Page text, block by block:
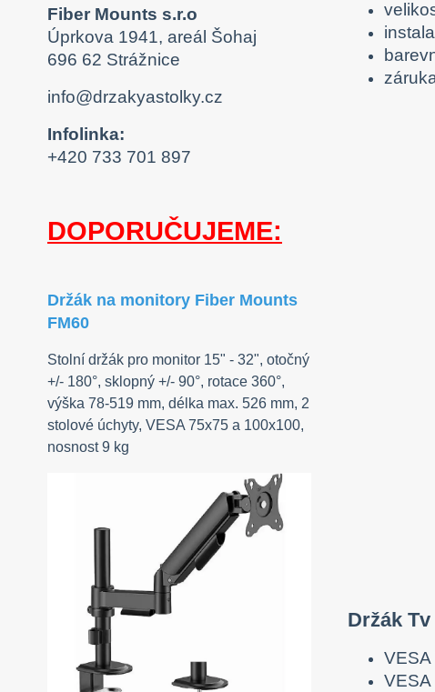
Fiber Mounts s.r.o
Úprkova 1941, areál Šohaj
696 62 Strážnice
info@drzakyastolky.cz
Infolinka:
+420 733 701 897
DOPORUČUJEME:
Držák na monitory Fiber Mounts
FM60
Stolní držák pro monitor 15" - 32", otočný
+/- 180°, sklopný +/- 90°, rotace 360°,
výška 78-519 mm, délka max. 526 mm, 2
stolové úchyty, VESA 75x75 a 100x100,
nosnost 9 kg
Držák
VESA